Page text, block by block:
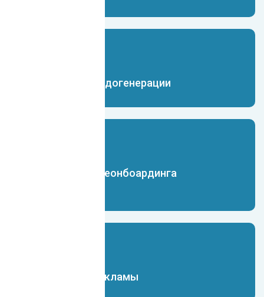
Чат-бот для лидогенерации
Чат-бот для преонбоардинга
Чат-бот для рекламы